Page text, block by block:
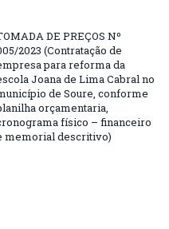
DE PREÇOS Nº
2023 (Contratação de
para reforma da
Joana de Lima Cabral no
de Soure, conforme
orçamentaria,
físico – financeiro
memorial descritivo)